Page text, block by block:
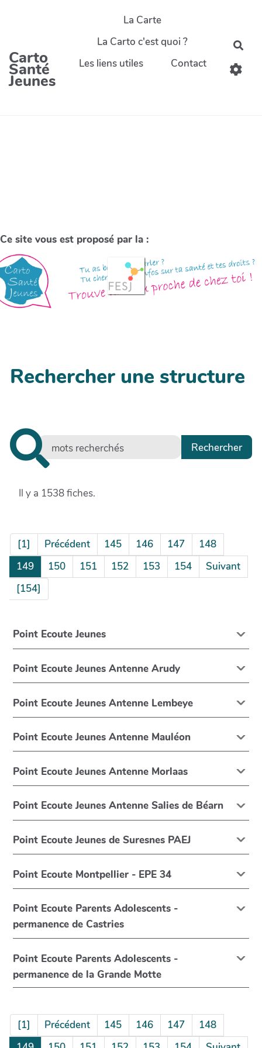
Carto
Santé
Jeunes
La Carte
La Carto c'est quoi ?
Les liens utiles
Contact
Ce site vous est proposé par la :
Rechercher une structure
Il y a 1538 fiches.
[1] Précédent 145 146 147
148
149
150 151 152 153 154
Suivant
[154]
Point Ecoute Jeunes
Point Ecoute Jeunes Antenne Arudy
Point Ecoute Jeunes Antenne Lembeye
Point Ecoute Jeunes Antenne Mauléon
Point Ecoute Jeunes Antenne Morlaas
Point Ecoute Jeunes Antenne Salies de Béarn
Point Ecoute Jeunes de Suresnes PAEJ
Point Ecoute Montpellier - EPE 34
Point Ecoute Parents Adolescents -
permanence de Castries
Point Ecoute Parents Adolescents -
permanence de la Grande Motte
[1] Précédent 145 146 147
148